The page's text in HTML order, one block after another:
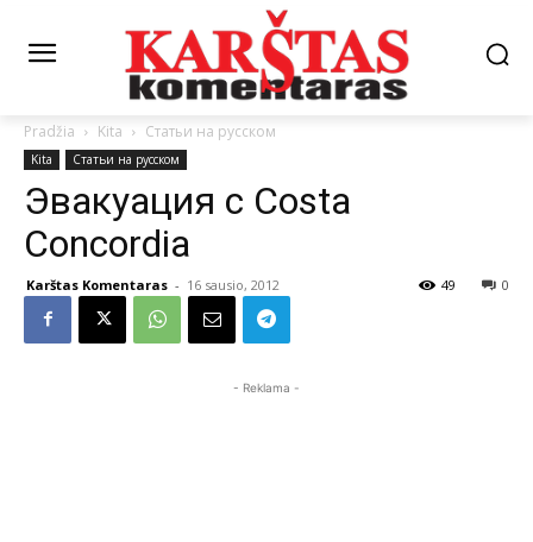
Pradžia Kita Статьи на русском
Kita Статьи на русском
Эвакуация с Costa
Concordia
Karštas Komentaras - 16 sausio, 2012 0
49
- Reklama -